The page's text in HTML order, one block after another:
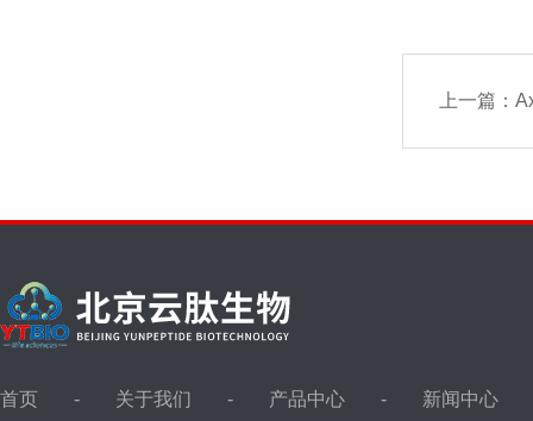
上一篇：
首页 关于我们 产品中心 新闻中心